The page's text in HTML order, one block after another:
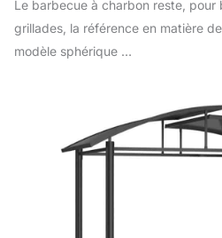
Le barbecue à charbon reste, pour
grillades, la référence en matière
modèle sphérique …